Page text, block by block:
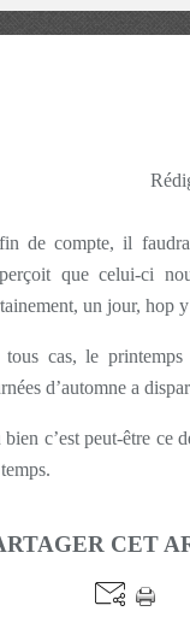
de compte, il
que celui-ci
un jour, hop
tous cas, le printemps
d’automne a
bien c’est peut-être ce
CET